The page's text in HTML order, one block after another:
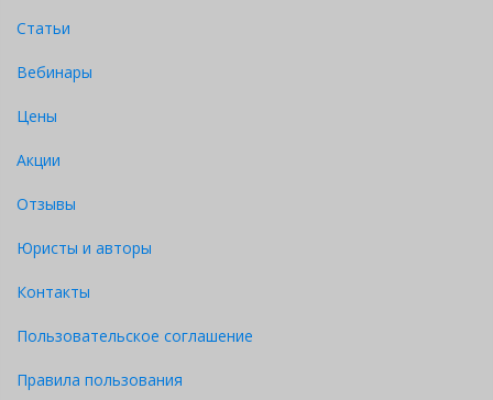
Статьи
Вебинары
Цены
Акции
Отзывы
Юристы и авторы
Контакты
Пользовательское соглашение
Правила пользования